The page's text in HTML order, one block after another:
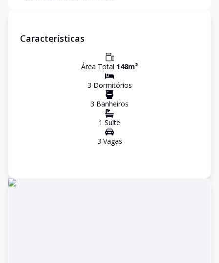
Características
Área Total 148m²
3 Dormitórios
3 Banheiros
1 Suíte
3 Vagas